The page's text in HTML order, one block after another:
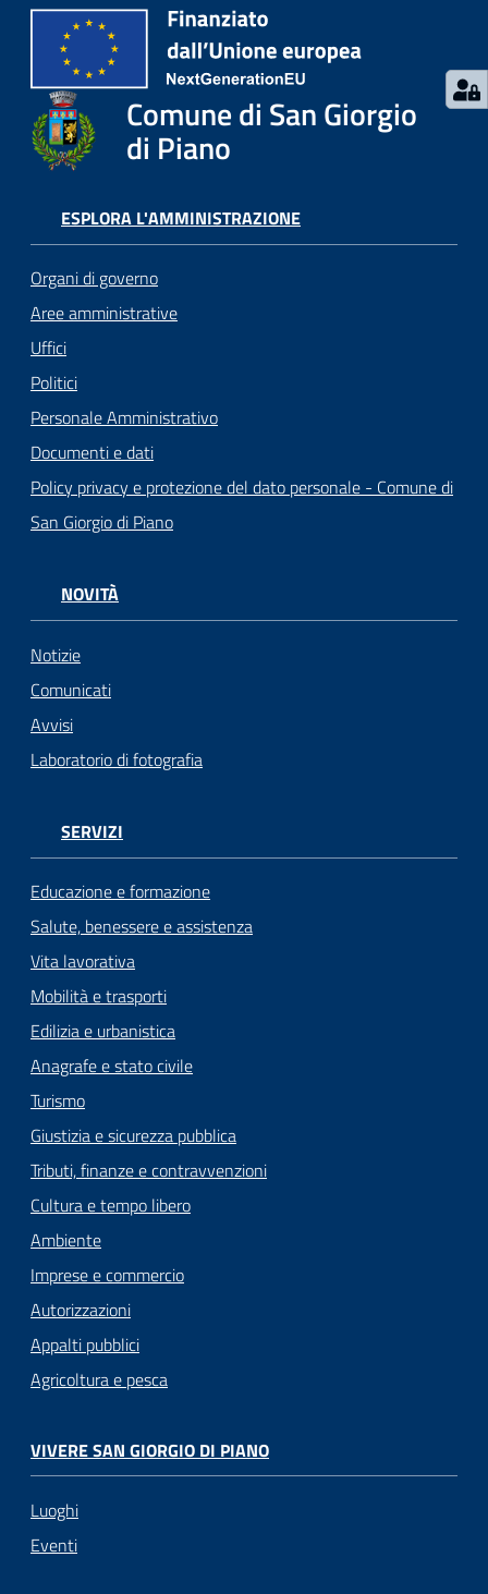
Comune di San Giorgio
di Piano
ESPLORA L'AMMINISTRAZIONE
Organi di governo
Aree amministrative
Uffici
Politici
Personale Amministrativo
Documenti e dati
Policy privacy e protezione del dato personale - Comune di
San Giorgio di Piano
NOVITÀ
Notizie
Comunicati
Avvisi
Laboratorio di fotografia
SERVIZI
Educazione e formazione
Salute, benessere e assistenza
Vita lavorativa
Mobilità e trasporti
Edilizia e urbanistica
Anagrafe e stato civile
Turismo
Giustizia e sicurezza pubblica
Tributi, finanze e contravvenzioni
Cultura e tempo libero
Ambiente
Imprese e commercio
Autorizzazioni
Appalti pubblici
Agricoltura e pesca
VIVERE SAN GIORGIO DI PIANO
Luoghi
Eventi